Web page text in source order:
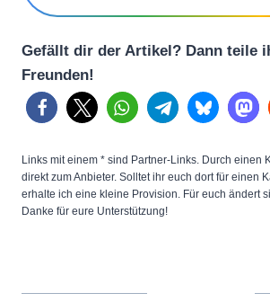
Gefällt dir der Artikel? Dann teile
Freunden!
Links mit einem * sind Partner-Links. Durch einen
direkt zum Anbieter. Solltet ihr euch dort für einen
erhalte ich eine kleine Provision. Für euch ändert
Danke für eure Unterstützung!